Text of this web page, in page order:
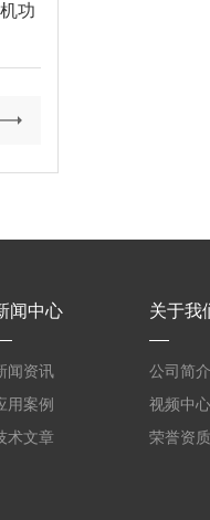
功
闻中心
闻资讯
用案例
术文章
关于我
公司简介
视频中心
荣誉资质